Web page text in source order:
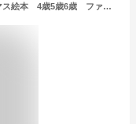
クリスマスのひみつミッション: クリスマス絵本 4歳5歳6歳 ファンタジー 冒険 勇気 協力 自己成長